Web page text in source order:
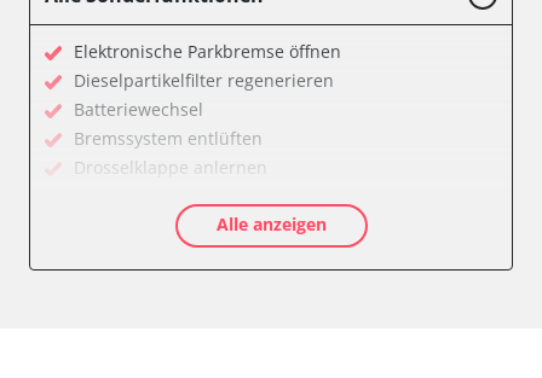
Feststellbremse (EPB / SBC)
Getriebesteuerung
Heckklappe
Informationselektronik
Klimaanlage
Kombiinstrument
Lenkradelektronik
Leuchtweitenregulierung (LWR)
Motorsteuerung (EMS)
Elektronische Parkbremse öffnen
Dieselpartikelfilter regenerieren
Batteriewechsel
Bremssystem entlüften
Drosselklappe anlernen
Elektronische Parkbremse kalibrieren
Ölservicerückstellung
Alle anzeigen